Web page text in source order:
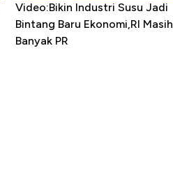
Video:Bikin Industri Susu Jadi
Bintang Baru Ekonomi,RI Masih
Banyak PR